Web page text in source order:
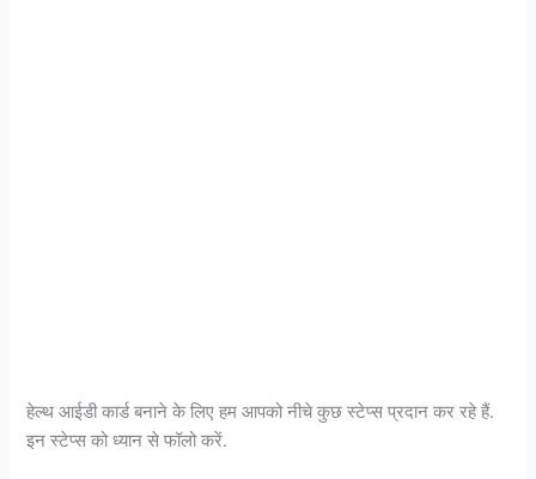
हेल्थ आईडी कार्ड बनाने के लिए हम आपको नीचे कुछ स्टेप्स प्रदान कर रहे हैं.
इन स्टेप्स को ध्यान से फॉलो करें.